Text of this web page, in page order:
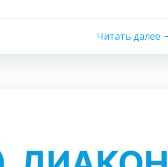
Читать далее